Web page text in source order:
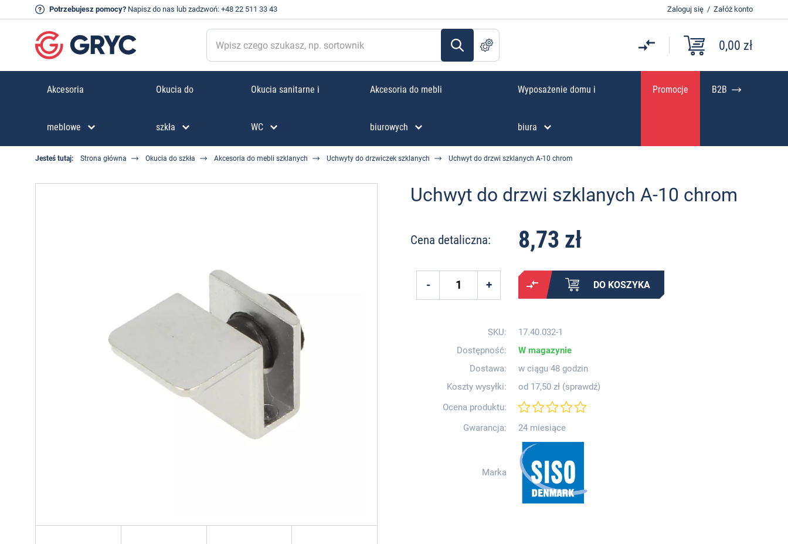
Potrzebujesz pomocy? Napisz do nas lub zadzwoń: +48 22 511 33 43 Zaloguj się / Załóż konto
0,00 zł
Akcesoria
meblowe
Okucia do
szkła
Okucia sanitarne i
WC
Akcesoria do mebli
biurowych
Wyposażenie domu i
biura
Promocje B2B
Jesteś tutaj: Strona główna Okucia do szkła Akcesoria do mebli szklanych Uchwyty do drzwiczek szklanych Uchwyt do drzwi szklanych A-10 chrom
Uchwyt do drzwi szklanych A-10 chrom
Cena detaliczna: 8,73 zł
DO KOSZYKA
SKU:
17.40.032-1
Dostępność:
W magazynie
Dostawa:
w ciągu 48 godzin
Koszty wysyłki:
od 17,50 zł (sprawdź)
Ocena produktu:
Gwarancja:
24 miesiące
Marka